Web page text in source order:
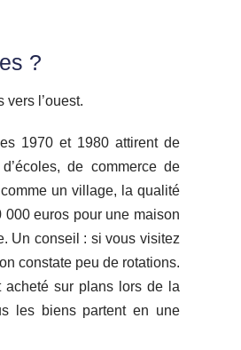
?
l’ouest.
1970 et 1980 attirent de
de commerce de
un village, la qualité
euros pour une maison
Un conseil : si vous visitez
constate peu de rotations.
acheté sur plans lors de la
les biens partent en une